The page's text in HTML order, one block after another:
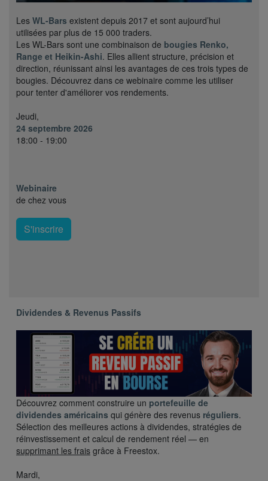
Les WL-Bars existent depuis 2017 et sont aujourd’hui
utilisées par plus de 15 000 traders.
Les WL-Bars sont une combinaison de bougies Renko,
Range et Heikin-Ashi. Elles allient structure, précision et
direction, réunissant ainsi les avantages de ces trois types de
bougies. Découvrez dans ce webinaire comme les utiliser
pour tenter d'améliorer vos rendements.
Jeudi,
24 septembre 2026
18:00 - 19:00
Webinaire
de chez vous
S'inscrire
Dividendes & Revenus Passifs
Découvrez comment construire un portefeuille de
dividendes américains qui génère des revenus réguliers.
Sélection des meilleures actions à dividendes, stratégies de
réinvestissement et calcul de rendement réel — en
supprimant les frais grâce à Freestox.
Mardi,